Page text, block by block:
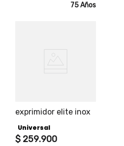
75 Años
exprimidor elite inox
Universal
$ 259.900